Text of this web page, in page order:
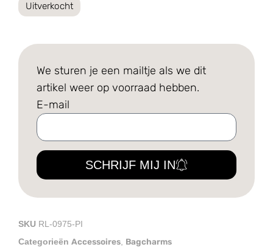
Uitverkocht
We sturen je een mailtje als we dit
artikel weer op voorraad hebben.
E-mail
SCHRIJF MIJ IN
SKU RL-0975-PI
Categorieën Accessoires Bagcharms